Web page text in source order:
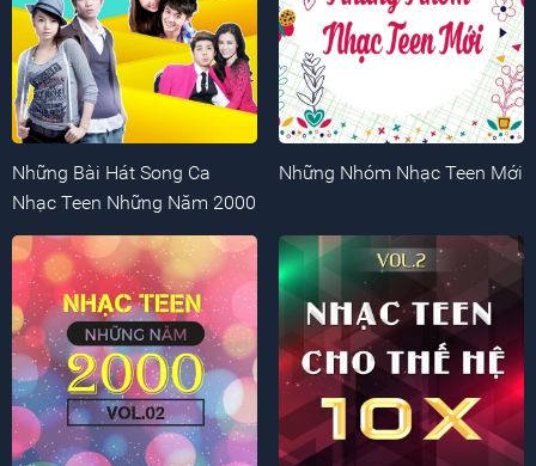
Những Bài Hát Song Ca
Nhạc Teen Những Năm 2000
Những Nhóm Nhạc Teen Mới